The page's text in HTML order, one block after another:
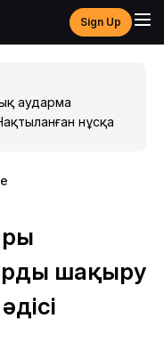
Sign Up
аударма
нұсқа
шақыру